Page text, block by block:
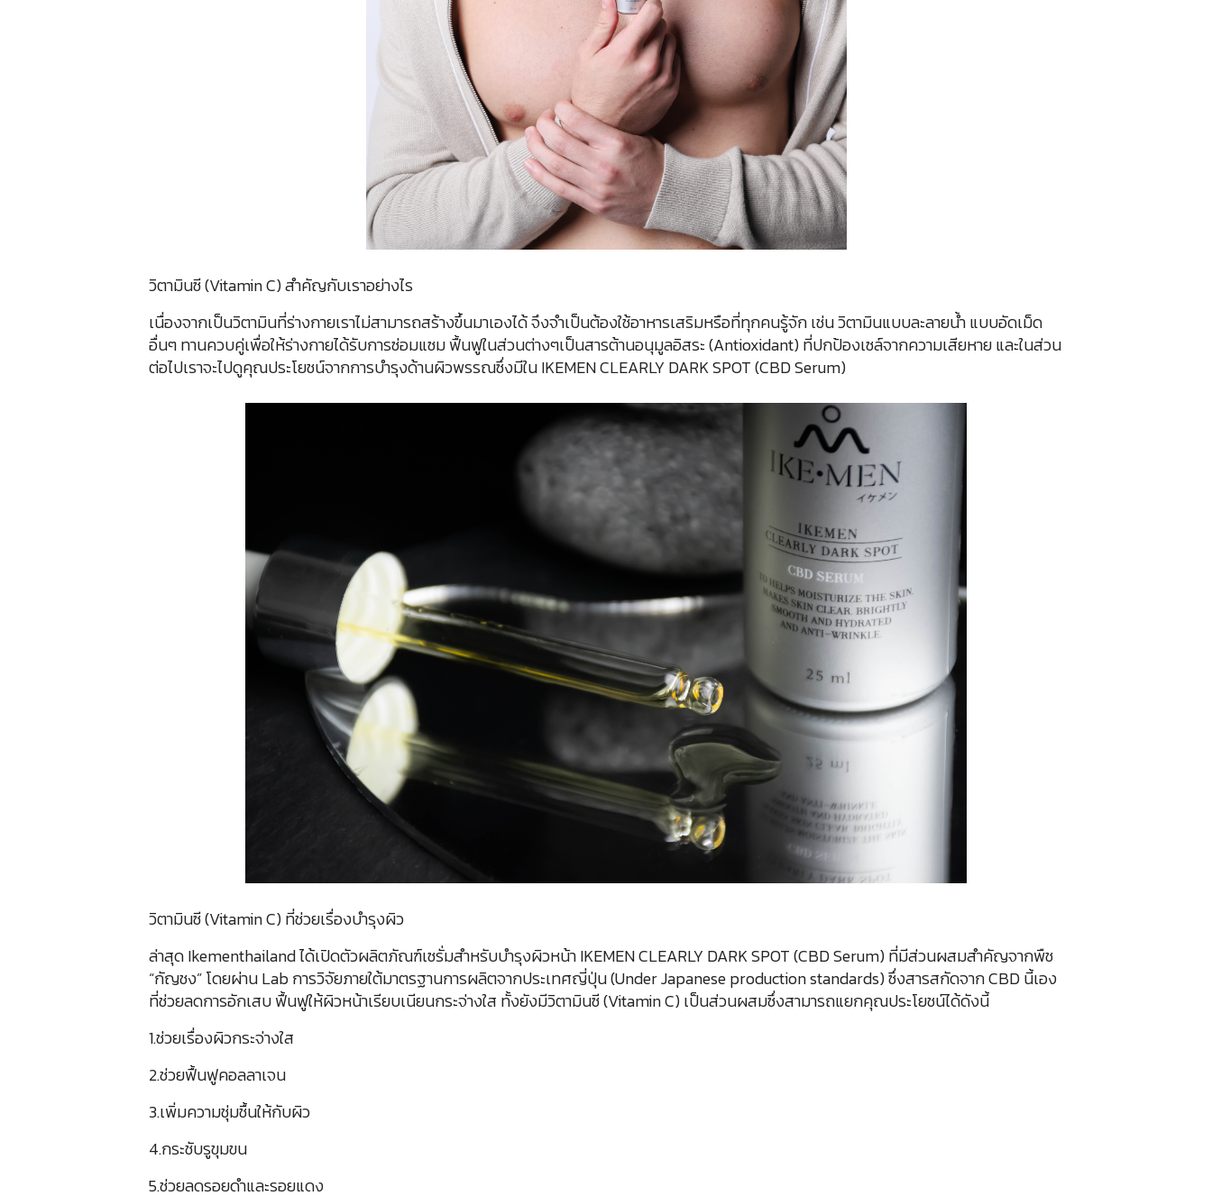
วิตามินซี (Vitamin C) สำคัญกับเราอย่างไร
เนื่องจากเป็นวิตามินที่ร่างกายเราไม่สามารถสร้างขึ้นมาเองได้ จึงจำเป็นต้องใช้อาหารเสริมหรือที่ทุกคนรู้จัก เช่น วิตามินแบบละลายน้ำ แบบอัดเม็ด
อื่นๆ ทานควบคู่เพื่อให้ร่างกายได้รับการซ่อมแซม ฟื้นฟูในส่วนต่างๆเป็นสารต้านอนุมูลอิสระ (Antioxidant) ที่ปกป้องเซล์จากความเสียหาย และในส่วน
ต่อไปเราจะไปดูคุณประโยชน์จากการบำรุงด้านผิวพรรณซึ่งมีใน IKEMEN CLEARLY DARK SPOT (CBD Serum)
วิตามินซี (Vitamin C) ที่ช่วยเรื่องบำรุงผิว
ล่าสุด Ikementhailand ได้เปิดตัวผลิตภัณฑ์เซรั่มสำหรับบำรุงผิวหน้า IKEMEN CLEARLY DARK SPOT (CBD Serum) ที่มีส่วนผสมสำคัญจากพืช
“กัญชง” โดยผ่าน Lab การวิจัยภายใต้มาตรฐานการผลิตจากประเทศญี่ปุ่น (Under Japanese production standards) ซึ่งสารสกัดจาก CBD นี้เอง
ที่ช่วยลดการอักเสบ ฟื้นฟูให้ผิวหน้าเรียบเนียนกระจ่างใส ทั้งยังมีวิตามินซี (Vitamin C) เป็นส่วนผสมซึ่งสามารถแยกคุณประโยชน์ได้ดังนี้
1.ช่วยเรื่องผิวกระจ่างใส
2.ช่วยฟื้นฟูคอลลาเจน
3.เพิ่มความชุ่มชื้นให้กับผิว
4.กระชับรูขุมขน
5.ช่วยลดรอยดำและรอยแดง